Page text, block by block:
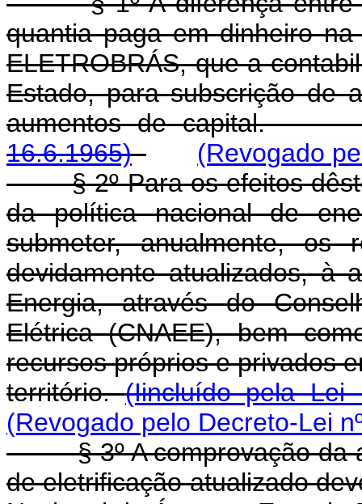
quantia paga em dinheiro
ELETROBRÁS, que a
Estado, para subscrição de
aumentos de
16.6.1965)
(Revogado
§ 2º Para os efeitos dêste
da política nacional de
submeter, anualmente, os
devidamente atualizados, à
Energia, através do
Elétrica (CNAEE), bem
recursos próprios e privados
território.(Iincluído pela Lei
(Revogado pelo Decreto-Lei
§ 3º A comprovação da
de eletrificação atualizado